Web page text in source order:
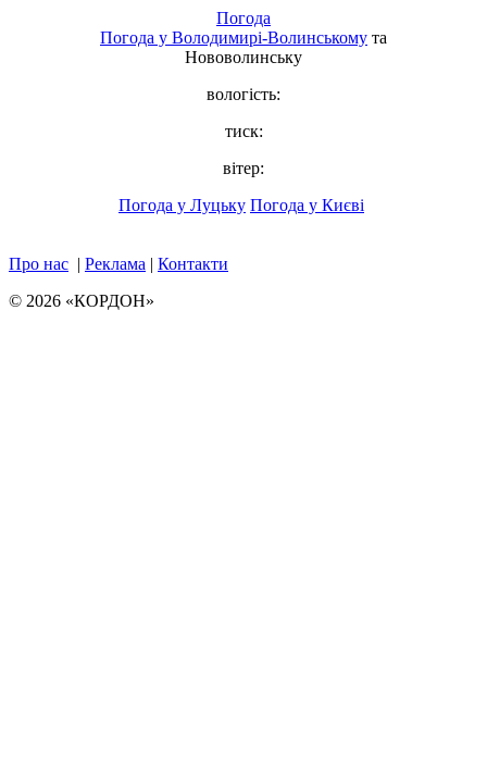
Погода
Погода у Володимирі-Волинському та
Нововолинську
вологість:
тиск:
вітер:
Погода у Луцьку Погода у Києві
Про нас | Реклама | Контакти
© 2026 «КОРДОН»